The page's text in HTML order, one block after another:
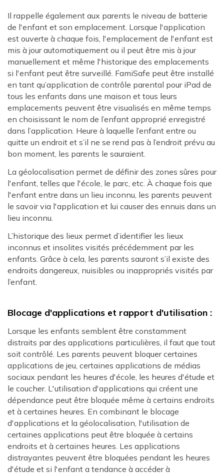
Il rappelle également aux parents le niveau de batterie
de l'enfant et son emplacement. Lorsque l'application
est ouverte à chaque fois, l'emplacement de l'enfant est
mis à jour automatiquement ou il peut être mis à jour
manuellement et même l'historique des emplacements
si l'enfant peut être surveillé. FamiSafe peut être installé
en tant qu’application de contrôle parental pour iPad de
tous les enfants dans une maison et tous leurs
emplacements peuvent être visualisés en même temps
en choisissant le nom de l’enfant approprié enregistré
dans l’application. Heure à laquelle l’enfant entre ou
quitte un endroit et s’il ne se rend pas à l’endroit prévu au
bon moment, les parents le sauraient.
La géolocalisation permet de définir des zones sûres pour
l'enfant, telles que l'école, le parc, etc. À chaque fois que
l'enfant entre dans un lieu inconnu, les parents peuvent
le savoir via l'application et lui causer des ennuis dans un
lieu inconnu.
L’historique des lieux permet d’identifier les lieux
inconnus et insolites visités précédemment par les
enfants. Grâce à cela, les parents sauront s’il existe des
endroits dangereux, nuisibles ou inappropriés visités par
l’enfant.
Blocage d'applications et rapport d'utilisation :
Lorsque les enfants semblent être constamment
distraits par des applications particulières, il faut que tout
soit contrôlé. Les parents peuvent bloquer certaines
applications de jeu, certaines applications de médias
sociaux pendant les heures d'école, les heures d'étude et
le coucher. L'utilisation d'applications qui créent une
dépendance peut être bloquée même à certains endroits
et à certaines heures. En combinant le blocage
d'applications et la géolocalisation, l'utilisation de
certaines applications peut être bloquée à certains
endroits et à certaines heures. Les applications
distrayantes peuvent être bloquées pendant les heures
d'étude et si l'enfant a tendance à accéder à